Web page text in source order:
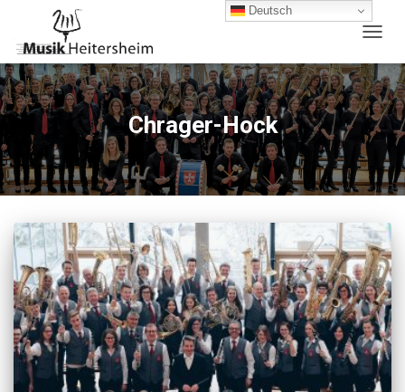
Chrager-Hock
Deutsch